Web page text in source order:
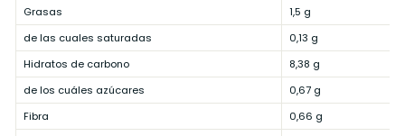
Grasas
1,5 g
de las cuales saturadas
0,13 g
Hidratos de carbono
8,38 g
de los cuáles azúcares
0,67 g
Fibra
0,66 g